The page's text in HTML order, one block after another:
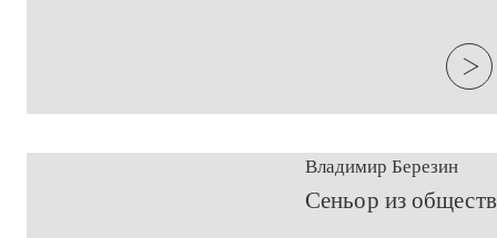
Владимир Березин
Сеньор из